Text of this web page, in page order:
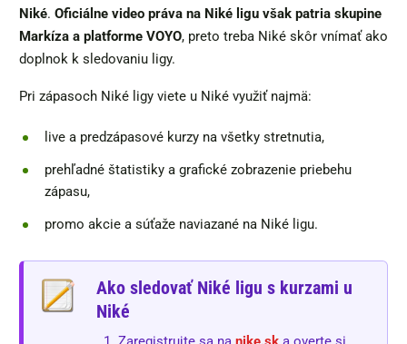
Niké. Oficiálne video práva na Niké ligu však patria skupine
Markíza a platforme VOYO, preto treba Niké skôr vnímať ako
doplnok k sledovaniu ligy.
Pri zápasoch Niké ligy viete u Niké využiť najmä:
live a predzápasové kurzy na všetky stretnutia,
prehľadné štatistiky a grafické zobrazenie priebehu
zápasu,
promo akcie a súťaže naviazané na Niké ligu.
Ako sledovať Niké ligu s kurzami u
Niké